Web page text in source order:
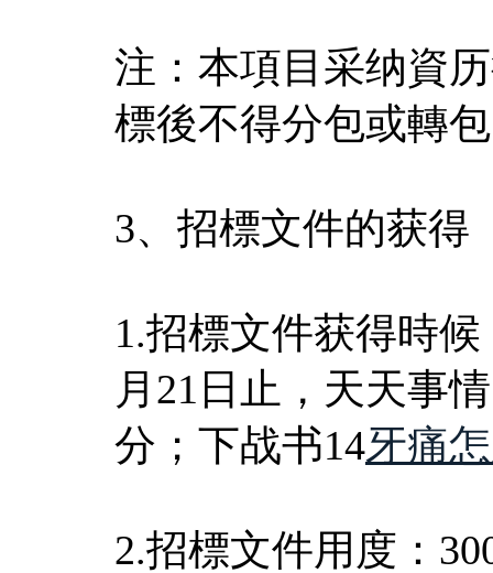
注：本項目采纳資
標後不得分包或轉
3、招標文件的获得
1.招標文件获得時候
月21日止，天天事
分；下战书14牙痛
2.招標文件用度：